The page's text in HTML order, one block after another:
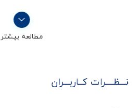
مطالعه بیشتر
نـــظــــرات کــاربـــران